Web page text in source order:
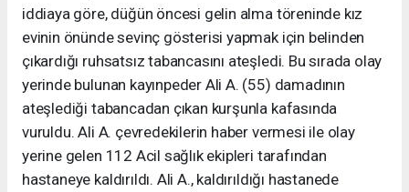
iddiaya göre, düğün öncesi gelin alma töreninde kız
evinin önünde sevinç gösterisi yapmak için belinden
çıkardığı ruhsatsız tabancasını ateşledi. Bu sırada olay
yerinde bulunan kayınpeder Ali A. (55) damadının
ateşlediği tabancadan çıkan kurşunla kafasında
vuruldu. Ali A. çevredekilerin haber vermesi ile olay
yerine gelen 112 Acil sağlık ekipleri tarafından
hastaneye kaldırıldı. Ali A., kaldırıldığı hastanede